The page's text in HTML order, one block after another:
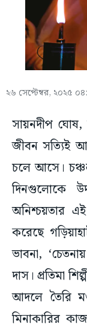
২৬ সেপ্টেম্বর, ২০২৫
সায়নদীপ ঘোষ,
জীবন সত্যিই
চলে আসে।
দিনগুলোকে
অনিশ্চয়তার এই
করেছে
ভাবনা,
দাস। প্রতিমা
আদলে তৈরি
মিনাকারির